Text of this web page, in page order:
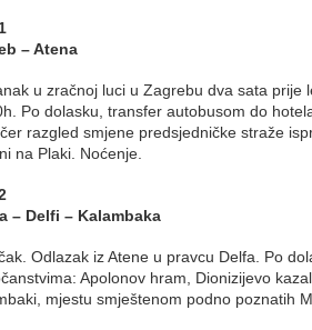
– Atena
u zračnoj luci u Zagrebu dva sata prije
Po dolasku, transfer autobusom do
razgled smjene predsjedničke straže
na Plaki. Noćenje.
– Delfi – Kalambaka
Odlazak iz Atene u pravcu Delfa. Po
Apolonov hram, Dionizijevo
mjestu smještenom podno poznatih